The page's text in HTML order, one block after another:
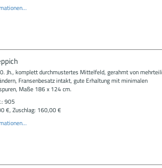
Jh., komplett durchmustertes Mittelfeld, gerahmt von
Fransenbesatz intakt, gute Erhaltung mit minimalen
Maße 186 x 124 cm.
905
€, Zuschlag: 160,00 €